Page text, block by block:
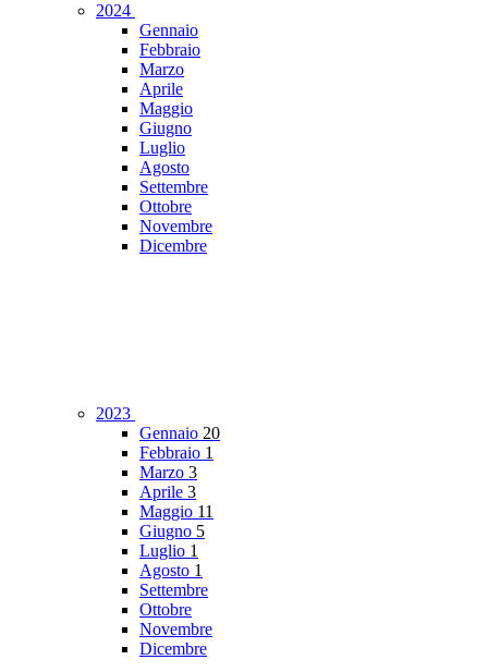
2024
Gennaio
Febbraio
Marzo
Aprile
Maggio
Giugno
Luglio
Agosto
Settembre
Ottobre
Novembre
Dicembre
2023
Gennaio 20
Febbraio 1
Marzo 3
Aprile 3
Maggio 11
Giugno 5
Luglio 1
Agosto 1
Settembre
Ottobre
Novembre
Dicembre